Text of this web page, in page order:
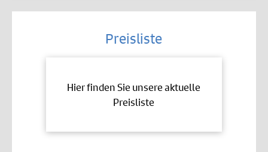
Preisliste
Hier finden Sie unsere aktuelle
Preisliste